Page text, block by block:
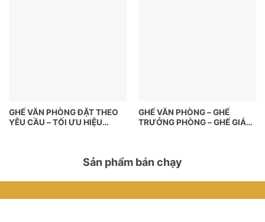
GHẾ VĂN PHÒNG ĐẶT THEO
YÊU CẦU – TỐI ƯU HIỆU
GHẾ VĂN PHÒNG – GHẾ
TRƯỞNG PHÒNG – GHẾ GIÁM
Sản phẩm bán chạy